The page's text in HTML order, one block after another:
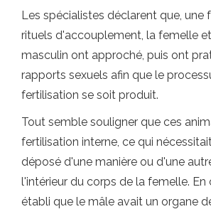
Les spécialistes déclarent que, une
rituels d'accouplement, la femelle
masculin ont approché, puis ont
rapports sexuels afin que le
fertilisation se soit produit.
Tout semble souligner que ces
fertilisation interne, ce qui
déposé d'une manière ou d'une
l'intérieur du corps de la femelle. En
établi que le mâle avait un organe